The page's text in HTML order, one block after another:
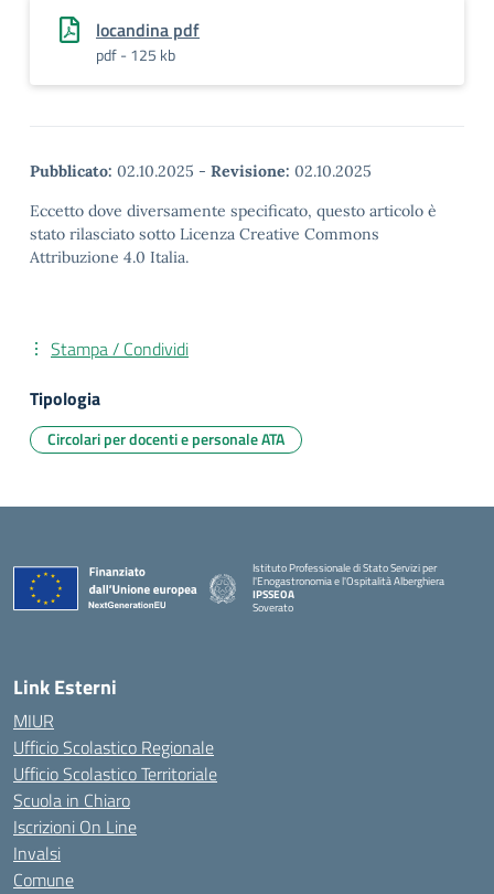
locandina pdf
pdf - 125 kb
Pubblicato: 02.10.2025 - Revisione: 02.10.2025
Eccetto dove diversamente specificato, questo articolo è
stato rilasciato sotto Licenza Creative Commons
Attribuzione 4.0 Italia.
Stampa / Condividi
Tipologia
Circolari per docenti e personale ATA
Istituto Professionale di Stato Servizi per
l'Enogastronomia e l'Ospitalità Alberghiera
IPSSEOA
Soverato
Link Esterni
MIUR
Ufficio Scolastico Regionale
Ufficio Scolastico Territoriale
Scuola in Chiaro
Iscrizioni On Line
Invalsi
Comune